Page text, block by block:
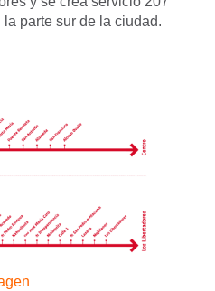
parte sur de la ciudad.